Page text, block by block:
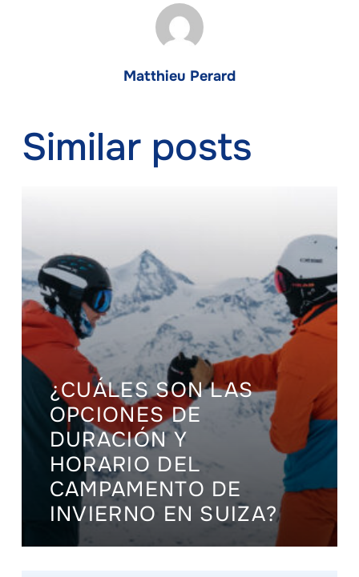
Matthieu Perard
Similar posts
¿CUÁLES SON LAS
OPCIONES DE
DURACIÓN Y
HORARIO DEL
CAMPAMENTO DE
INVIERNO EN SUIZA?